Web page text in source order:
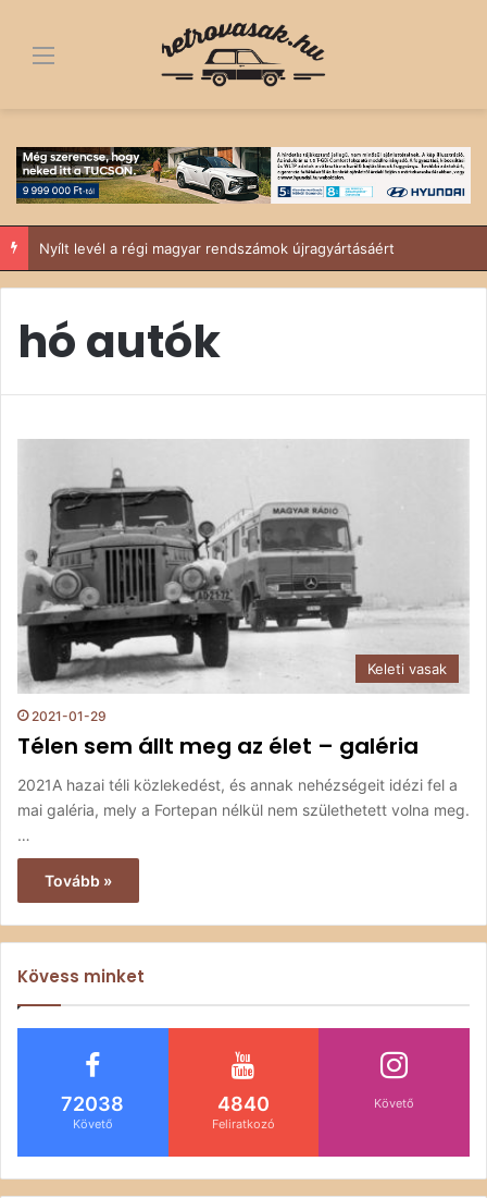
Menü
Nyílt levél a régi magyar rendszámok újragyártásáért
hó autók
Keleti vasak
2021-01-29
Télen sem állt meg az élet – galéria
2021A hazai téli közlekedést, és annak nehézségeit idézi fel a
mai galéria, mely a Fortepan nélkül nem születhetett volna meg.
…
Tovább »
Kövess minket
72038
Követő
4840
Feliratkozó
Követő